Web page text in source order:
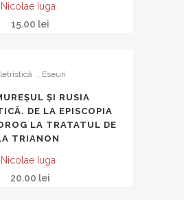
Nicolae Iuga
15.00 lei
Eseuri
ȘI RUSIA
DE LA EPISCOPIA
LA TRATATUL DE
TRIANON
Nicolae Iuga
20.00 lei